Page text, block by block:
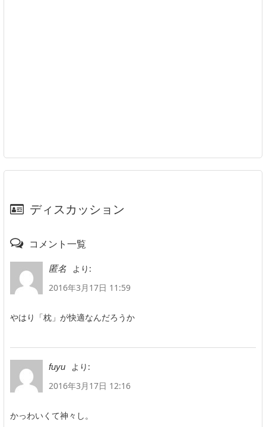
ディスカッション
コメント一覧
匿名
より:
2016年3月17日 11:59
やはり「枕」が快適なんだろうか
fuyu
より:
2016年3月17日 12:16
かっわいくて神々し。